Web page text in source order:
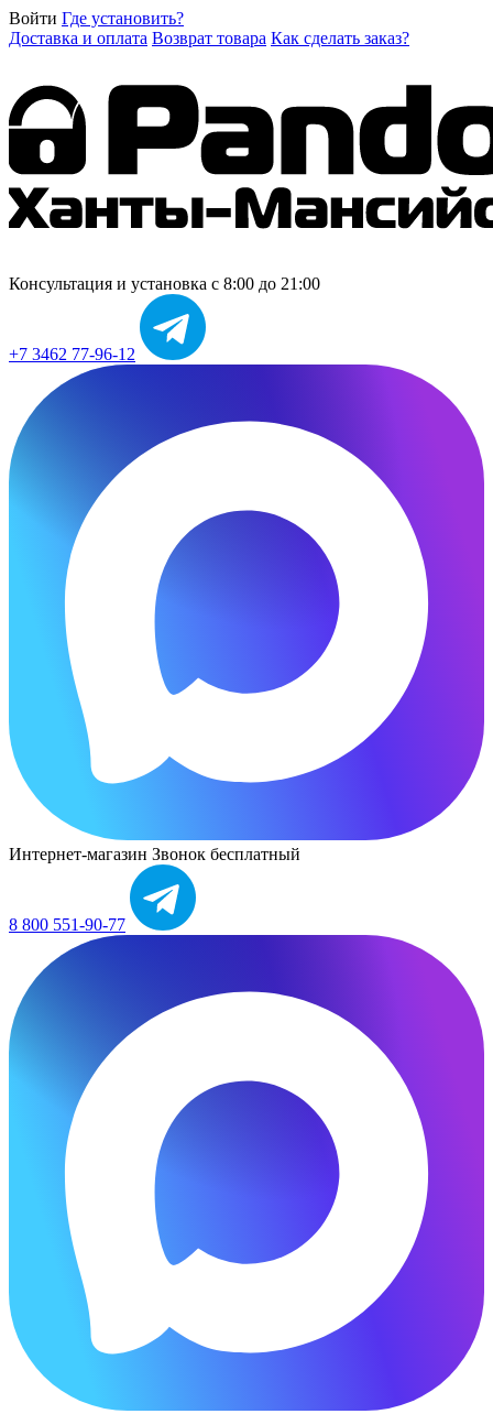
Войти Где установить?
Доставка и оплата Возврат товара Как сделать заказ?
Консультация и установка с 8:00 до 21:00
+7 3462 77-96-12
Интернет-магазин Звонок бесплатный
8 800 551-90-77